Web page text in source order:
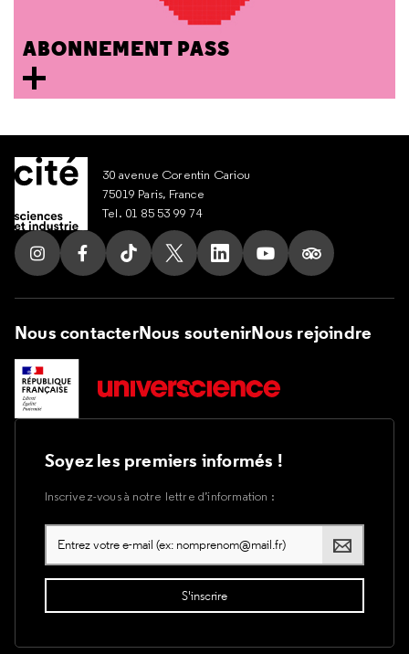
ABONNEMENT PASS
30 avenue Corentin Cariou
75019 Paris, France
Tel. 01 85 53 99 74
Suivez nous sur Instagram
Suivez nous sur Facebook
Suivez nous sur Tik Tok
Suivez nous sur X
Suivez nous sur LinkedIn
Suivez nous sur
Suivez nous
Nous contacterNous soutenirNous rejoindre
Soyez les premiers informés !
Inscrivez-vous à notre lettre d’information :